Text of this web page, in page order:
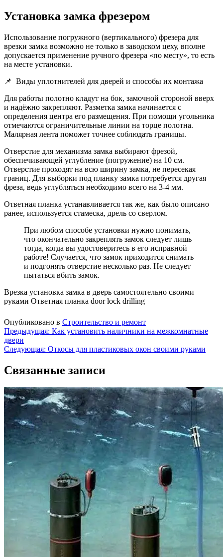
Установка замка фрезером
Использование погружного (вертикального) фрезера для
врезки замка возможно не только в заводском цеху, вполне
допускается применение ручного фрезера «по месту», то есть
на месте установки.
📌 Виды уплотнителей для дверей и способы их монтажа
Для работы полотно кладут на бок, замочной стороной вверх
и надёжно закрепляют. Разметка замка начинается с
определения центра его размещения. При помощи угольника
отмечаются ограничительные линии на торце полотна.
Малярная лента поможет точнее соблюдать границы.
Отверстие для механизма замка выбирают фрезой,
обеспечивающей углубление (погружение) на 10 см.
Отверстие проходят на всю ширину замка, не пересекая
границ. Для выборки под планку замка потребуется другая
фреза, ведь углубляться необходимо всего на 3-4 мм.
Ответная планка устанавливается так же, как было описано
ранее, используется стамеска, дрель со сверлом.
При любом способе установки нужно понимать,
что окончательно закреплять замок следует лишь
тогда, когда вы удостоверитесь в его исправной
работе! Случается, что замок приходится снимать
и подгонять отверстие несколько раз. Не следует
пытаться вбить замок.
Врезка установка замка в дверь самостоятельно своими
руками Ответная планка door lock drilling
Опубликовано в Строительство и ремонт
Навигация
по
Предыдущая: Как установить наличники на межкомнатные
двери
Следующая: Откосы для пластиковых окон своими руками
Связанные записи